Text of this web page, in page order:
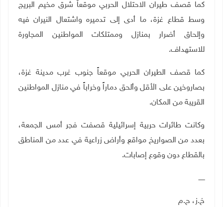
كما قصف طيران الاحتلال الحربي موقعاً شرق مخيم البريج
وسط قطاع غزة، ما أدى إلى تدميره واشتعال النيران فيه
وإلحاق أضرار بمنازل وممتلكات المواطنين المجاورة
للاستهداف.
كما قصف الطيران الحربي موقعاً جنوب غرب مدينة غزة،
بصاروخين على الأقل وألحق دماراً وخراباً في منازل المواطنين
القريبة من المكان.
وكانت طائرات حربية إسرائيلية قصفت فجر أمس الجمعة،
بعدد من الصواريخ مواقع وأراض زراعية في عدد من المناطق
بالقطاع دون وقوع إصابات.
ــــــ
خ.ز، ح.م